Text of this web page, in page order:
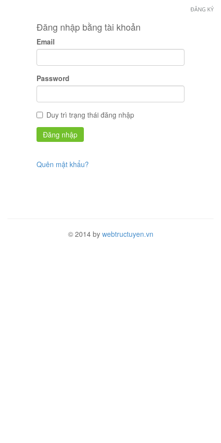
ĐĂNG KÝ
Đăng nhập bằng tài khoản
Email
Password
Duy trì trạng thái đăng nhập
Quên mật khẩu?
© 2014 by webtructuyen.vn